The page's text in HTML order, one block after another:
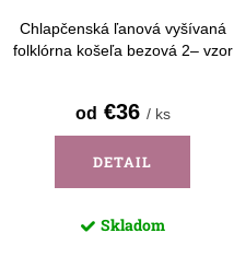
Chlapčenská ľanová vyšívaná
folklórna košeľa bezová 2– vzor
od €36 / ks
DETAIL
Skladom